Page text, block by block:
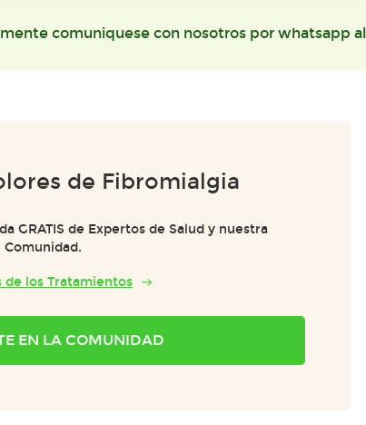
comuniquese con nosotros por whatsapp al
de Fibromialgia
GRATIS de Expertos de Salud y nuestra
Comunidad.
de los Tratamientos
EN LA COMUNIDAD